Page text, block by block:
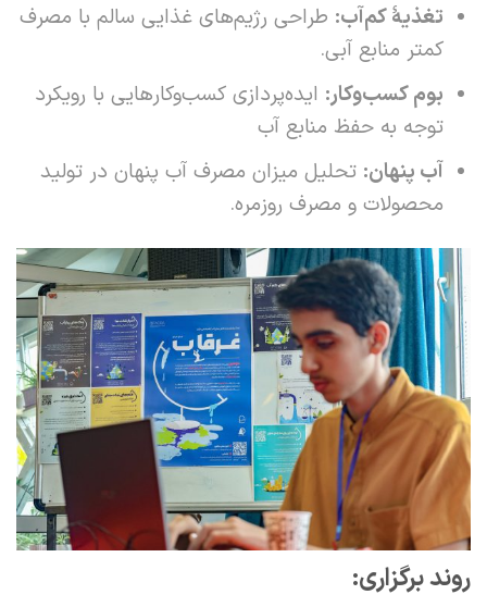
تغذیۀ کم‌آب: طراحی رژیم‌های غذایی سالم با مصرف
کمتر منابع آبی.
بوم کسب‌وکار: ایده‌پردازی کسب‌وکارهایی با رویکرد
توجه به حفظ منابع آب
آب پنهان: تحلیل میزان مصرف آب پنهان در تولید
محصولات و مصرف روزمره.
روند برگزاری: